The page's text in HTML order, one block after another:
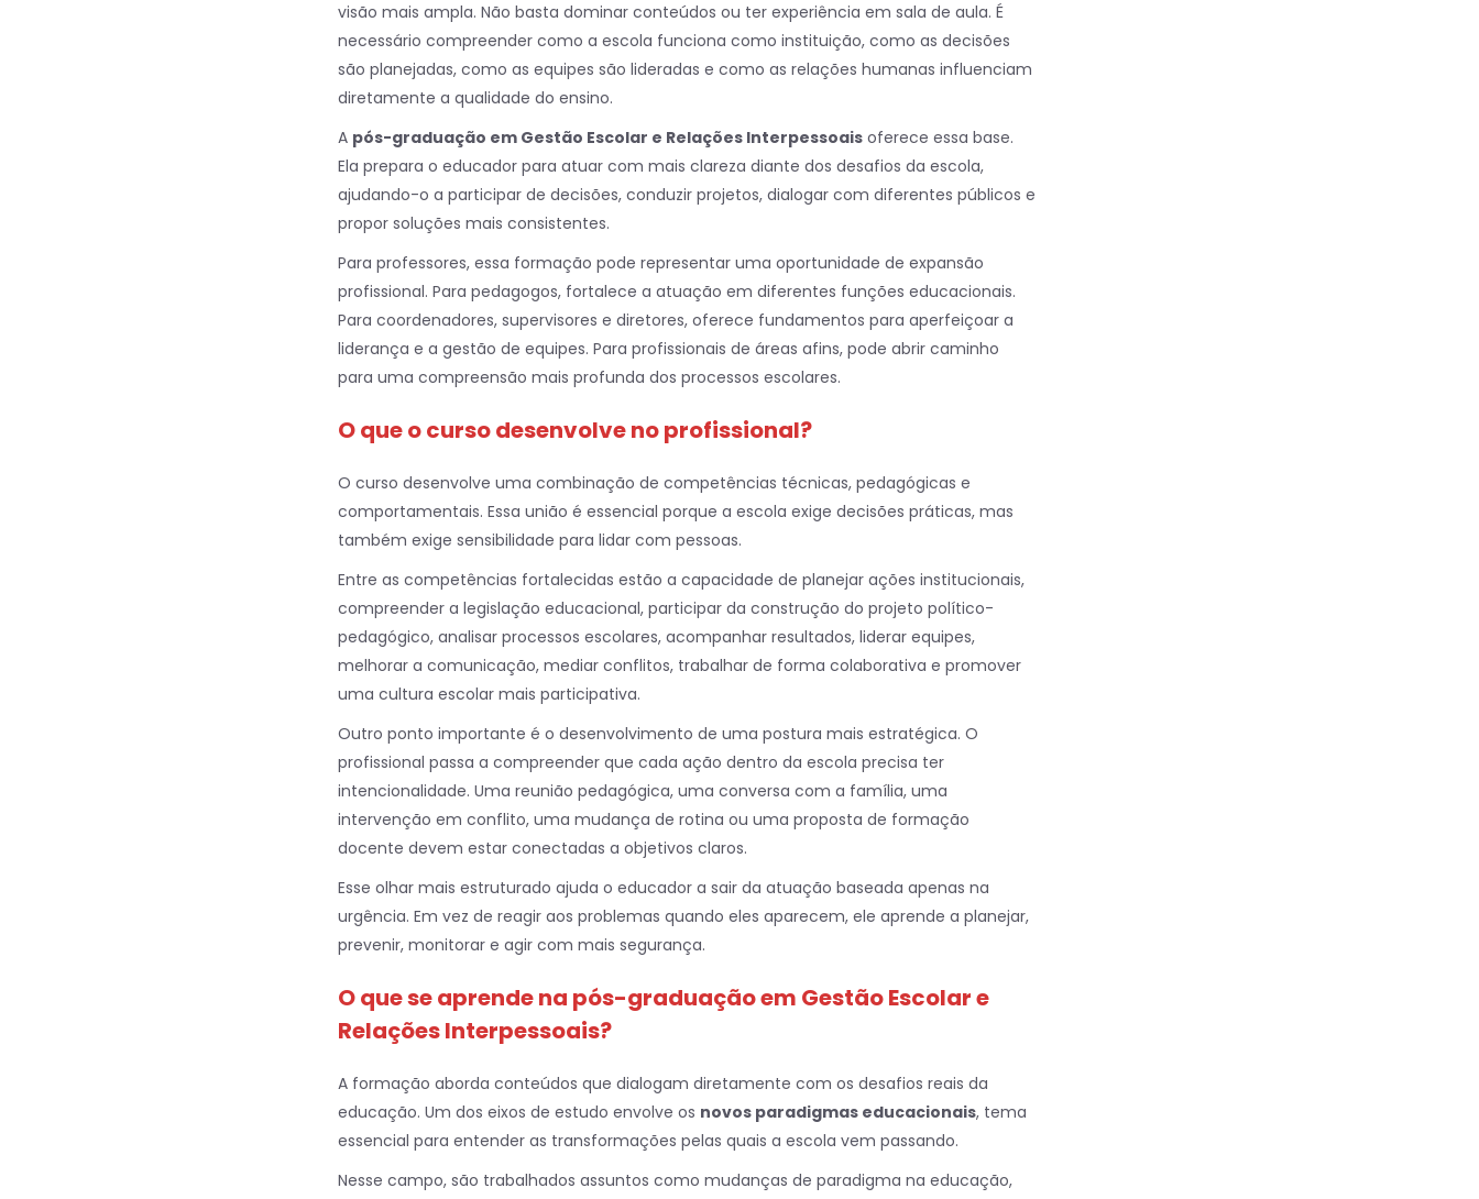
visão mais ampla. Não basta dominar conteúdos ou ter experiência em sala de aula. É
necessário compreender como a escola funciona como instituição, como as decisões
são planejadas, como as equipes são lideradas e como as relações humanas influenciam
diretamente a qualidade do ensino.
A pós-graduação em Gestão Escolar e Relações Interpessoais oferece essa base.
Ela prepara o educador para atuar com mais clareza diante dos desafios da escola,
ajudando-o a participar de decisões, conduzir projetos, dialogar com diferentes públicos e
propor soluções mais consistentes.
Para professores, essa formação pode representar uma oportunidade de expansão
profissional. Para pedagogos, fortalece a atuação em diferentes funções educacionais.
Para coordenadores, supervisores e diretores, oferece fundamentos para aperfeiçoar a
liderança e a gestão de equipes. Para profissionais de áreas afins, pode abrir caminho
para uma compreensão mais profunda dos processos escolares.
O que o curso desenvolve no profissional?
O curso desenvolve uma combinação de competências técnicas, pedagógicas e
comportamentais. Essa união é essencial porque a escola exige decisões práticas, mas
também exige sensibilidade para lidar com pessoas.
Entre as competências fortalecidas estão a capacidade de planejar ações institucionais,
compreender a legislação educacional, participar da construção do projeto político-
pedagógico, analisar processos escolares, acompanhar resultados, liderar equipes,
melhorar a comunicação, mediar conflitos, trabalhar de forma colaborativa e promover
uma cultura escolar mais participativa.
Outro ponto importante é o desenvolvimento de uma postura mais estratégica. O
profissional passa a compreender que cada ação dentro da escola precisa ter
intencionalidade. Uma reunião pedagógica, uma conversa com a família, uma
intervenção em conflito, uma mudança de rotina ou uma proposta de formação
docente devem estar conectadas a objetivos claros.
Esse olhar mais estruturado ajuda o educador a sair da atuação baseada apenas na
urgência. Em vez de reagir aos problemas quando eles aparecem, ele aprende a planejar,
prevenir, monitorar e agir com mais segurança.
O que se aprende na pós-graduação em Gestão Escolar e
Relações Interpessoais?
A formação aborda conteúdos que dialogam diretamente com os desafios reais da
educação. Um dos eixos de estudo envolve os novos paradigmas educacionais, tema
essencial para entender as transformações pelas quais a escola vem passando.
Nesse campo, são trabalhados assuntos como mudanças de paradigma na educação,